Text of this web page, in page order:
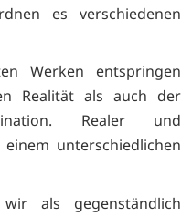
es verschiedenen
Werken entspringen
Realität als auch der
Realer und
unterschiedlichen
als gegenständlich